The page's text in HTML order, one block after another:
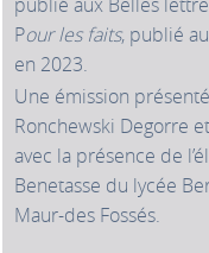
Pour les faits, publié
en 2023.
Une émission
Ronchewski Degorre
avec la présence de
Benetasse du lycée
Maur-des Fossés.